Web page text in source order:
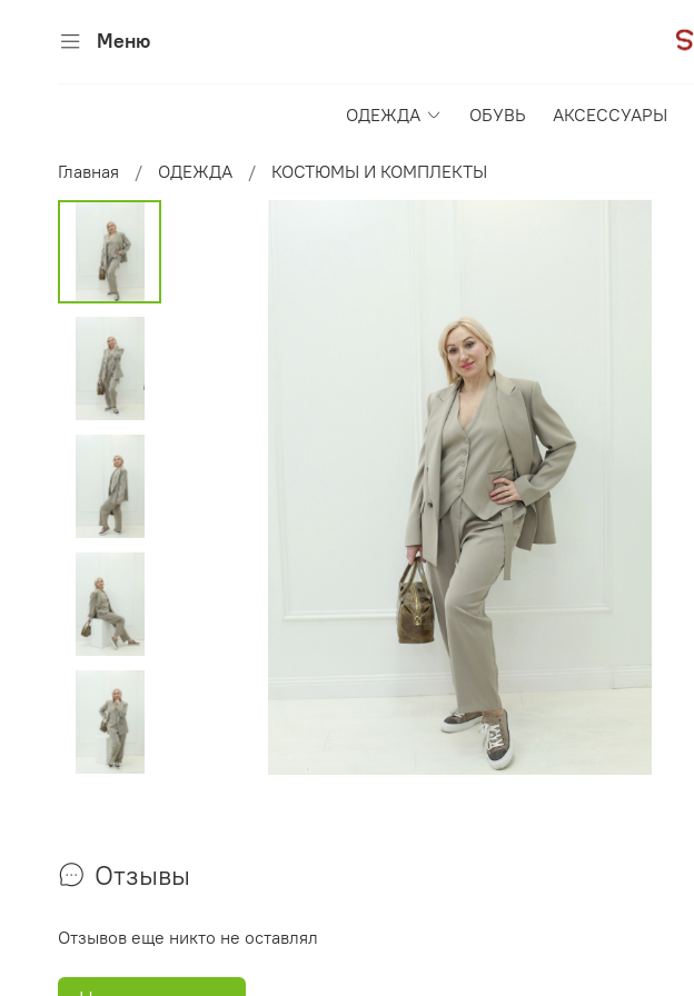
Меню
ОДЕЖДА ОБУВЬ АКСЕССУАРЫ
Главная ОДЕЖДА КОСТЮМЫ И КОМПЛЕКТЫ
Отзывы
Отзывов еще никто не оставлял